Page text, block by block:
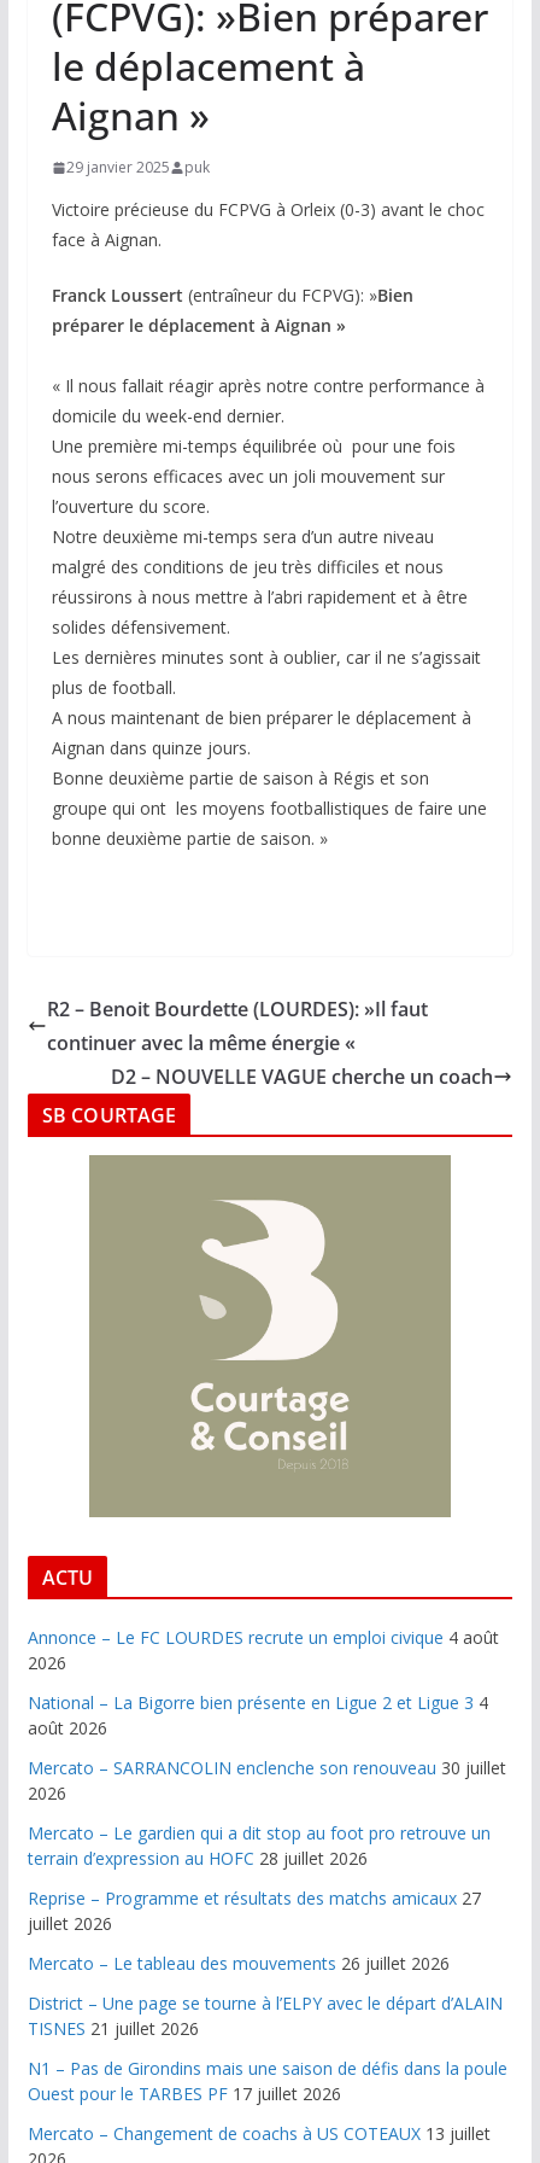
(FCPVG): »Bien préparer
le déplacement à
Aignan »
29 janvier 2025 puk
Victoire précieuse du FCPVG à Orleix (0-3) avant le choc
face à Aignan.
Franck Loussert (entraîneur du FCPVG): »Bien
préparer le déplacement à Aignan »
« Il nous fallait réagir après notre contre performance à
domicile du week-end dernier.
Une première mi-temps équilibrée où pour une fois
nous serons efficaces avec un joli mouvement sur
l’ouverture du score.
Notre deuxième mi-temps sera d’un autre niveau
malgré des conditions de jeu très difficiles et nous
réussirons à nous mettre à l’abri rapidement et à être
solides défensivement.
Les dernières minutes sont à oublier, car il ne s’agissait
plus de football.
A nous maintenant de bien préparer le déplacement à
Aignan dans quinze jours.
Bonne deuxième partie de saison à Régis et son
groupe qui ont les moyens footballistiques de faire une
bonne deuxième partie de saison. »
R2 – Benoit Bourdette (LOURDES): »Il faut
continuer avec la même énergie «
D2 – NOUVELLE VAGUE cherche un coach
SB COURTAGE
ACTU
Annonce – Le FC LOURDES recrute un emploi civique 4 août
2026
National – La Bigorre bien présente en Ligue 2 et Ligue 3 4
août 2026
Mercato – SARRANCOLIN enclenche son renouveau 30 juillet
2026
Mercato – Le gardien qui a dit stop au foot pro retrouve un
terrain d’expression au HOFC 28 juillet 2026
Reprise – Programme et résultats des matchs amicaux 27
juillet 2026
Mercato – Le tableau des mouvements 26 juillet 2026
District – Une page se tourne à l’ELPY avec le départ d’ALAIN
TISNES 21 juillet 2026
N1 – Pas de Girondins mais une saison de défis dans la poule
Ouest pour le TARBES PF 17 juillet 2026
Mercato – Changement de coachs à US COTEAUX 13 juillet